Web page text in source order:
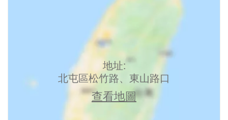
地址:
北屯區松竹路、東山路口
查看地圖